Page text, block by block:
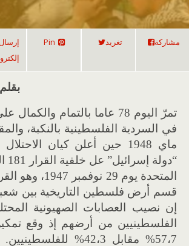
مشاركة تغريد Pin
تمر
اليوم 78 عاما بالتمام والكمال
في السردية الفلسطينية بالنكبة،
ماي 1948 حين أعلن كيان الاحتلال
“دولة إسرائيل” عل خلفية القرار 181
المتحدة يوم 29 نوفمبر 1947، وهو
قسم
رض فلسطين التاريخية بين
ن نصيب العصابات الصهيونية
الفلسطينيين من أرضهم إذ وقع
57،7% مقابل 42،3% للفلسطينيين.